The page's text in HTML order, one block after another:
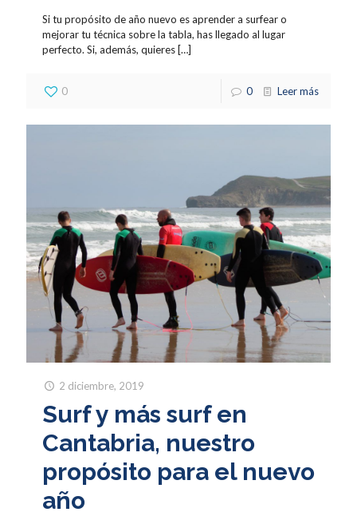
Si tu propósito de año nuevo es aprender a surfear o
mejorar tu técnica sobre la tabla, has llegado al lugar
perfecto. Si, además, quieres […]
0 0 Leer más
2 diciembre, 2019
Surf y más surf en
Cantabria, nuestro
propósito para el nuevo
año